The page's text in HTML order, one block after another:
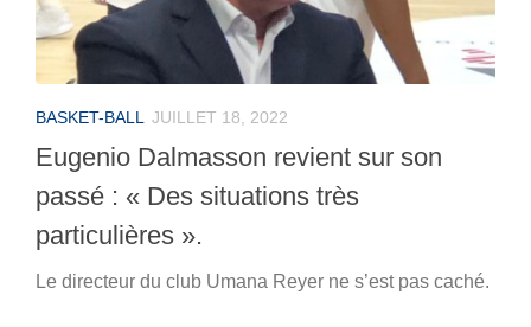
BASKET-BALL JUILLET 18, 2022
Eugenio Dalmasson revient sur son
passé : « Des situations très
particulières ».
Le directeur du club Umana Reyer ne s’est pas caché.